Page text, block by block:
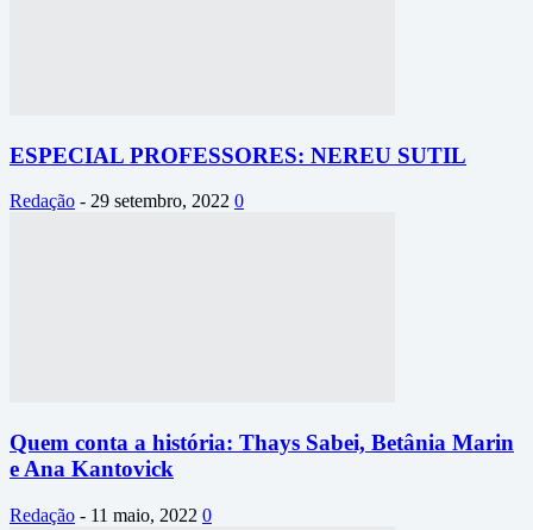
ESPECIAL PROFESSORES: NEREU SUTIL
Redação - 29 setembro, 2022 0
Quem conta a história: Thays Sabei, Betânia Marin
e Ana Kantovick
Redação - 11 maio, 2022 0